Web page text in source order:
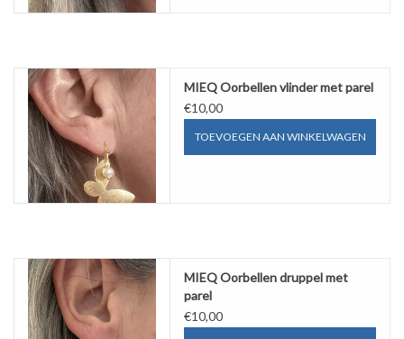
MIEQ Oorbellen vlinder met parel
€10,00
TOEVOEGEN AAN WINKELWAGEN
MIEQ Oorbellen druppel met
parel
€10,00